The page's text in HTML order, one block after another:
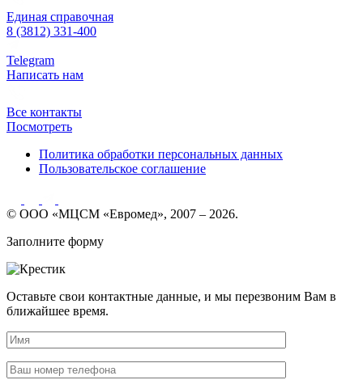
Единая справочная
8 (3812) 331-400
Telegram
Написать нам
Все контакты
Посмотреть
Политика обработки персональных данных
Пользовательское соглашение
© ООО «МЦСМ «Евромед», 2007 – 2026.
Заполните форму
Оставьте свои контактные данные, и мы перезвоним Вам в
ближайшее время.